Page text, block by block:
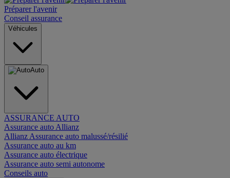
Préparer l'avenir
Conseil assurance
Véhicules
Auto
ASSURANCE AUTO
Assurance auto Allianz
Allianz Assurance auto malussé/résilié
Assurance auto au km
Assurance auto électrique
Assurance auto semi autonome
Conseils auto